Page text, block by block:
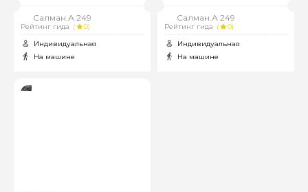
Салман.А 249
Рейтинг гида (
0)
Индивидуальная
На машине
Салман.А 249
Рейтинг гида (
0)
Индивидуальная
На машине